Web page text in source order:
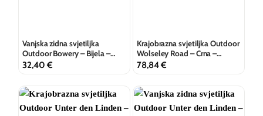
Vanjska zidna svjetiljka
Outdoor Bowery – Bijela –
O583WL-01W
32,40 €
Krajobrazna svjetiljka Outdoor
Wolseley Road – Crna –
O011FL-L6B
78,84€